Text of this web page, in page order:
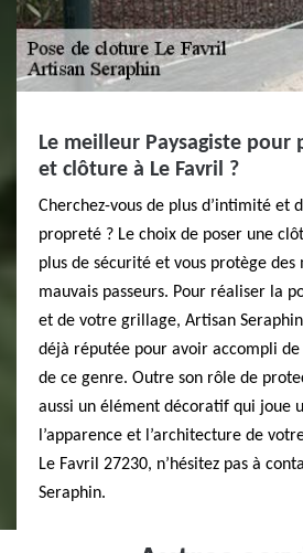
Le meilleur Paysagiste pour
et clôture à Le Favril ?
Cherchez-vous de plus d’intimité et
propreté ? Le choix de poser une
plus de sécurité et vous protège des
mauvais passeurs. Pour réaliser la
et de votre grillage, Artisan
déjà réputée pour avoir accompli
de ce genre. Outre son rôle de
aussi un élément décoratif qui joue
l’apparence et l’architecture de
Le Favril 27230, n’hésitez pas à
Seraphin.